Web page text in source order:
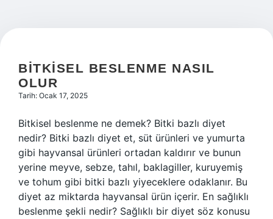
BITKISEL BESLENME NASIL
OLUR
Tarih: Ocak 17, 2025
Bitkisel beslenme ne demek? Bitki bazlı diyet
nedir? Bitki bazlı diyet et, süt ürünleri ve yumurta
gibi hayvansal ürünleri ortadan kaldırır ve bunun
yerine meyve, sebze, tahıl, baklagiller, kuruyemiş
ve tohum gibi bitki bazlı yiyeceklere odaklanır. Bu
diyet az miktarda hayvansal ürün içerir. En sağlıklı
beslenme şekli nedir? Sağlıklı bir diyet söz konusu